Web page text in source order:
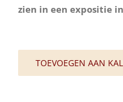
zien in een expositie
TOEVOEGEN AAN